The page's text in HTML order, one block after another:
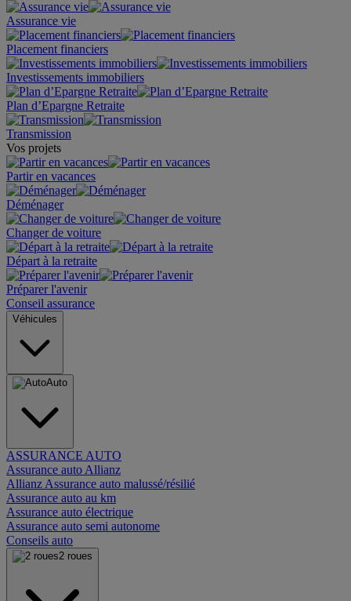
Assurance vie
Placement financiers
Investissements immobiliers
Plan d’Epargne Retraite
Transmission
Vos projets
Partir en vacances
Déménager
Changer de voiture
Départ à la retraite
Préparer l'avenir
Conseil assurance
Véhicules
Auto
ASSURANCE AUTO
Assurance auto Allianz
Allianz Assurance auto malussé/résilié
Assurance auto au km
Assurance auto électrique
Assurance auto semi autonome
Conseils auto
2 roues